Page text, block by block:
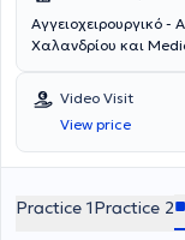
Αγγειοχειρουργικό -
Χαλανδρίου και
Video Visit
View price
Practice 1Practice 2